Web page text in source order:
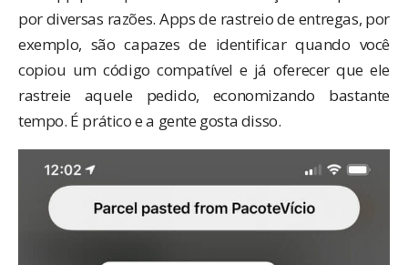
por diversas razões. Apps de rastreio de entregas, por
exemplo, são capazes de identificar quando você
copiou um código compatível e já oferecer que ele
rastreie aquele pedido, economizando bastante
tempo. É prático e a gente gosta disso.